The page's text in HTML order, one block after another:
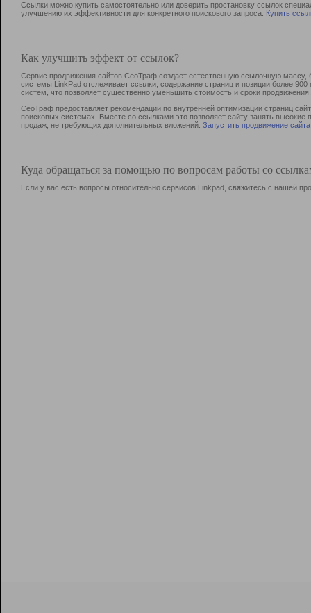
Ссылки можно купить самостоятельно или доверить простановку ссылок
улучшению их эффективности для конкретного поискового запроса. Купить
Как улучшить эффект от ссылок?
Сервис продвижения сайтов СеоТраф создает естественную ссылочную
системы LinkPad отслеживает ссылки, содержание страниц и позиции более
систем, что позволяет существенно уменьшить стоимость и сроки продвижения.
СеоТраф предоставляет рекомендации по внутренней оптимизации страниц
поисковых системах. Вместе со ссылками это позволяет сайту занять
продаж, не требующих дополнительных вложений. Запустить продвижение сайта
Куда обращаться за помощью по вопросам работы со
Если у вас есть вопросы относительно сервисов Linkpad, свяжитесь с нашей